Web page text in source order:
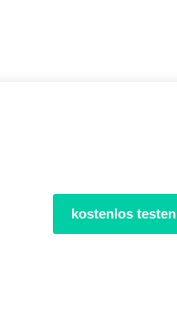
kostenlos testen